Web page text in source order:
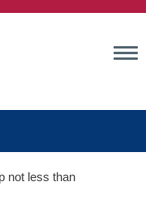
not less than